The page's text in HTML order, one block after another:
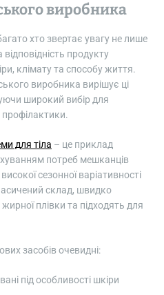
виробника
хто звертає увагу не лише
продукту
клімату та способу життя.
виробника вирішує ці
широкий вибір для
для тіла – це приклад
потреб мешканців
сезонної варіативності
склад, швидко
плівки та підходять для
засобів очевидні:
під особливості шкіри